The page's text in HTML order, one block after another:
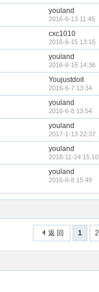
youland
2016-6-13 11:45
cxc1010
2016-6-15 13:15
youland
2016-6-15 14:36
Youjustdoit
2016-6-7 13:34
youland
2016-6-8 13:54
youland
2017-1-13 22:37
youland
2018-11-24 15:10
youland
2016-6-8 15:49
1 2
返 回